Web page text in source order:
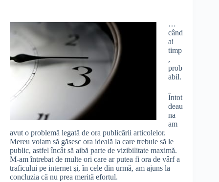
…
când
ai
timp
,
prob
abil.
Întot
deau
na
am
avut o problemă legată de ora publicării articolelor.
Mereu voiam să găsesc ora ideală la care trebuie să le
public, astfel încât să aibă parte de vizibilitate maximă.
M-am întrebat de multe ori care ar putea fi ora de vârf a
traficului pe internet şi, în cele din urmă, am ajuns la
concluzia că nu prea merită efortul.